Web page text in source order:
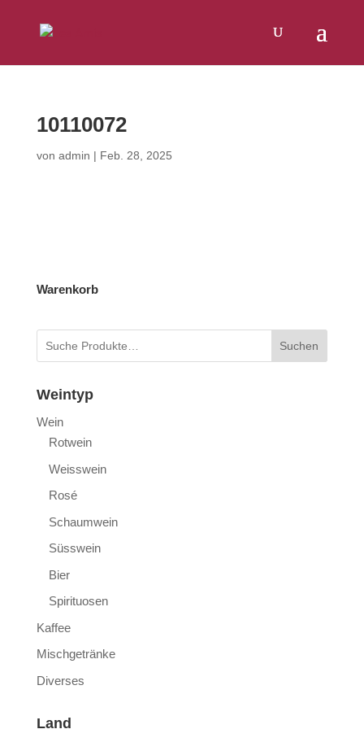
10110072
von admin | Feb. 28, 2025
Warenkorb
Suchen
Weintyp
Wein
Rotwein
Weisswein
Rosé
Schaumwein
Süsswein
Bier
Spirituosen
Kaffee
Mischgetränke
Diverses
Land